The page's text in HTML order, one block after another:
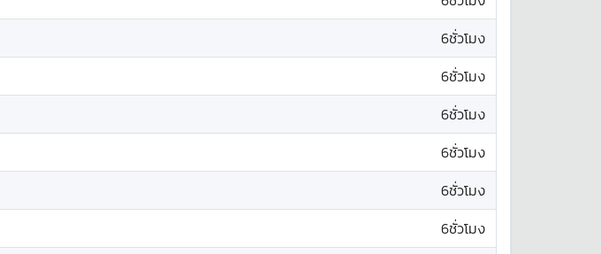
6ชั่วโมง
6ชั่วโมง
6ชั่วโมง
6ชั่วโมง
6ชั่วโมง
6ชั่วโมง